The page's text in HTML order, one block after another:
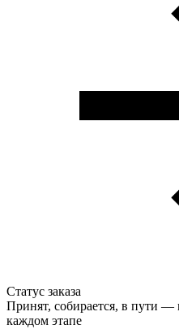
Статус заказа
Принят, собирается, в пути —
каждом этапе